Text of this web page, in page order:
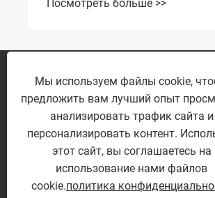
Посмотреть больше >>
Продукты
Новости
Мы используем файлы cookie,
предложить вам лучший опыт
анализировать трафик сайта и
персонализировать контент.
этот сайт, вы соглашаетесь на
использование нами файлов
cookie.политика